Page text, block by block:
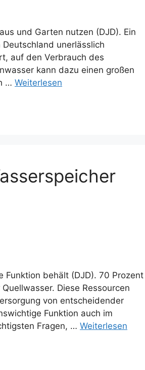
und Garten nutzen (DJD). Ein
unerlässlich
auf den Verbrauch des
kann dazu einen großen
… Weiterlesen
Funktion behält (DJD). 70 Prozent
Diese Ressourcen
von entscheidender
Funktion auch im
Fragen, … Weiterlesen